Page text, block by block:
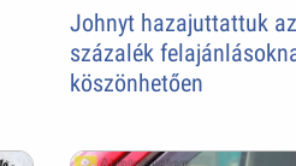
Johnyt hazajuttattuk
százalék
köszönhetően